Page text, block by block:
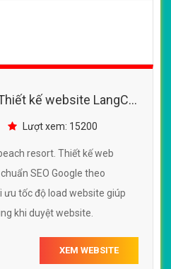
kế website LangCo
nghiệp chuẩn SEO
Lượt xem: 15200
resort. Thiết kế web
SEO Google theo
ưu tốc độ load website giúp
khi duyệt website.
XEM WEBSITE